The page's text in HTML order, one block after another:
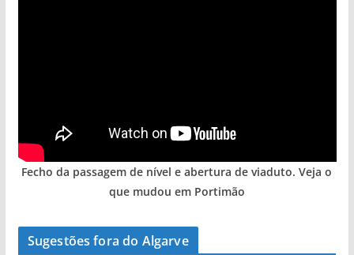
Fecho da passagem de nível e abertura de viaduto. Veja o
que mudou em Portimão
Sugestões fora do Algarve